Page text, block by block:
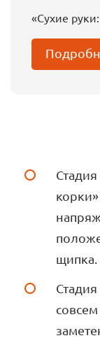
«Сухие
щипка.